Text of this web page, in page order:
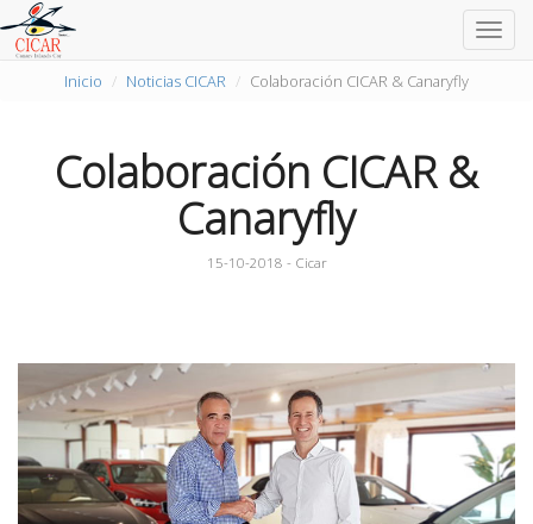
Inicio Noticias CICAR Colaboración CICAR & Canaryfly
Colaboración CICAR &
Canaryfly
15-10-2018 - Cicar